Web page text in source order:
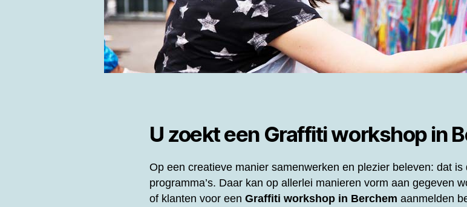
U zoekt een Graffiti workshop in
Op een creatieve manier samenwerken en plezier beleven: dat
programma’s. Daar kan op allerlei manieren vorm aan gegeven
of klanten voor een Graffiti workshop in Berchem aanmelden